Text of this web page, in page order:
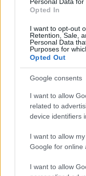
Opted In
I want to opt-out
Retention, Sale,
Personal Data
Purposes for
Opted Out
Google consents
I want to allow
related to
device identifiers
I want to allow
Google for online
I want to allow
záró- és idézőjelbe,
A pisi le van
loptak, azok
NavraLászló•2014.
Az én lányom nem
drogteszten részt
veszítsük el a
Szentgyörgyvölgyi,